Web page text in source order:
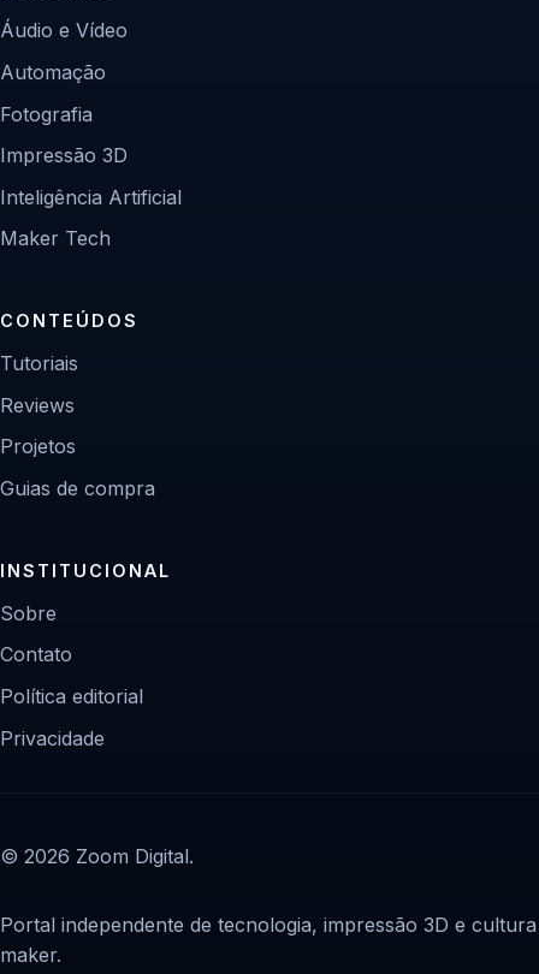
Áudio e Vídeo
Automação
Fotografia
Impressão 3D
Inteligência Artificial
Maker Tech
CONTEÚDOS
Tutoriais
Reviews
Projetos
Guias de compra
INSTITUCIONAL
Sobre
Contato
Política editorial
Privacidade
© 2026 Zoom Digital.
Portal independente de tecnologia, impressão 3D e cultura
maker.